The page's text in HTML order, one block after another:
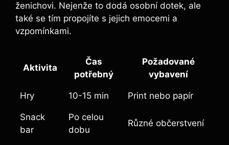
ženichovi. Nejenže to‌ dodá osobní dotek, ale
také‌ se ‍tím propojíte s jejich emocemi a
vzpomínkami.
Aktivita
Čas
potřebný
Požadované‍
vybavení
Hry 10-15 min Print nebo papír
Snack
bar
Po⁣ celou
⁢dobu
Různé občerstvení